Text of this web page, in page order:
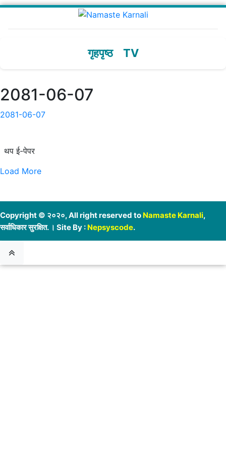
गृहपृष्ठ TV
2081-06-07
2081-06-07
थप ई-पेपर
Load More
Copyright © २०२०, All right reserved to Namaste Karnali,
सर्वाधिकार सुरक्षित. । Site By : Nepsyscode.